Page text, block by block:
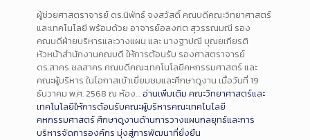
ผู้ช่วยศาสตราจารย์ ดร.นิพัทธ์ จงสวัสดิ์ คณบดีคณะวิทยาศาสตร์
และเทคโนโลยี พร้อมด้วย อาจารย์อลงกต สุวรรณมณี รอง
คณบดีฝ่ายบริหารและวางแผน และ นางฐาปณี บุณยเกียรติ
หัวหน้าสำนักงานคณบดี ให้การต้อนรับ รองศาสตราจารย์
ดร.สาคร ชลสาคร คณบดีคณะเทคโนโลยีคหกรรมศาสตร์ และ
คณะผู้บริหาร ในโอกาสเข้าเยี่ยมชมและศึกษาดูงาน เมื่อวันที่ 19
ธันวาคม พ.ศ. 2568 ณ ห้อง…อ่านเพิ่มเติม คณะวิทยาศาสตร์และ
เทคโนโลยีให้การต้อนรับคณะผู้บริหารคณะเทคโนโลยี
คหกรรมศาสตร์ ศึกษาดูงานด้านการวางแผนกลยุทธ์และการ
บริหารจัดการองค์กร มุ่งสู่การพัฒนาที่ยั่งยืน